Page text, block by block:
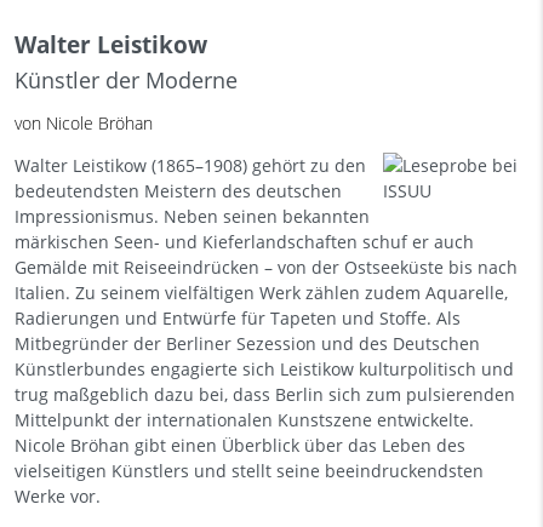
Walter Leistikow
Künstler der Moderne
von Nicole Bröhan
Walter Leistikow (1865–1908) gehört zu den
bedeutendsten Meistern des deutschen
Impressionismus. Neben seinen bekannten
märkischen Seen- und Kieferlandschaften schuf er auch
Gemälde mit Reiseeindrücken – von der Ostseeküste bis nach
Italien. Zu seinem vielfältigen Werk zählen zudem Aquarelle,
Radierungen und Entwürfe für Tapeten und Stoffe. Als
Mitbegründer der Berliner Sezession und des Deutschen
Künstlerbundes engagierte sich Leistikow kulturpolitisch und
trug maßgeblich dazu bei, dass Berlin sich zum pulsierenden
Mittelpunkt der internationalen Kunstszene entwickelte.
Nicole Bröhan gibt einen Überblick über das Leben des
vielseitigen Künstlers und stellt seine beeindruckendsten
Werke vor.